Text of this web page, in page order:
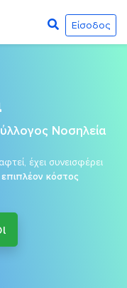
Είσοδος
Νοσηλεία
έχει συνεισφέρει
κόστος